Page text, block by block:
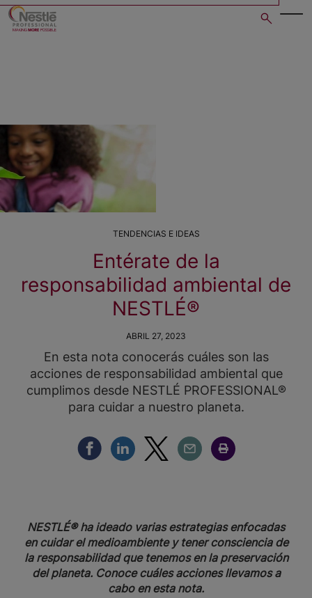
Skip
TENDENCIAS E IDEAS
Entérate de la
responsabilidad ambiental de
NESTLÉ®
ABRIL 27, 2023
En esta nota conocerás cuáles son las
acciones de responsabilidad ambiental que
cumplimos desde NESTLÉ PROFESSIONAL®
para cuidar a nuestro planeta.
Compartir Facebook
Compartir Linkedin
Compartir Twitter
Compartir Email
Compartir Imprimir
NESTLÉ® ha ideado varias estrategias enfocadas
en cuidar el medioambiente y tener consciencia de
la responsabilidad que tenemos en la preservación
del planeta. Conoce cuáles acciones llevamos a
cabo en esta nota.